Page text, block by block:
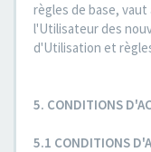
règles de base,
l'Utilisateur des
d'Utilisation et
5. CONDITIONS
5.1 CONDITIONS